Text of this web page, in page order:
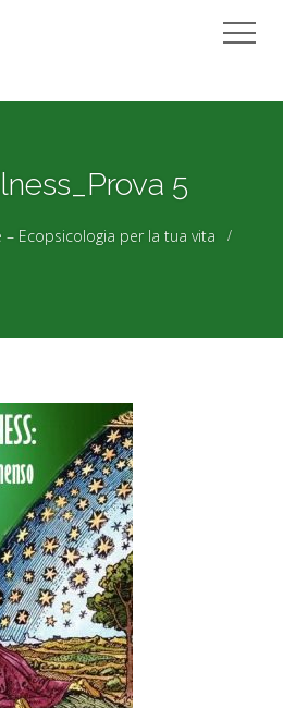
5
– Ecopsicologia per la tua vita